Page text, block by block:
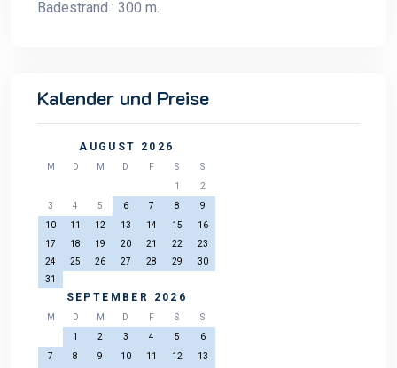
Badestrand : 300 m.
Kalender und Preise
AUGUST 2026
M D M D F S
S
1
2
3
4 5 6 7 8
9
10
11 12 13 14 15
16
17
18 19 20 21 22
23
24
25 26 27 28 29
30
31
SEPTEMBER 2026
M D M D F S
S
1
2 3 4 5
6
7
8 9 10 11 12
13